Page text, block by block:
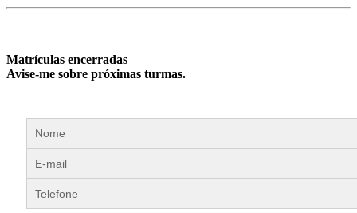
Matrículas encerradas
Avise-me sobre próximas turmas.